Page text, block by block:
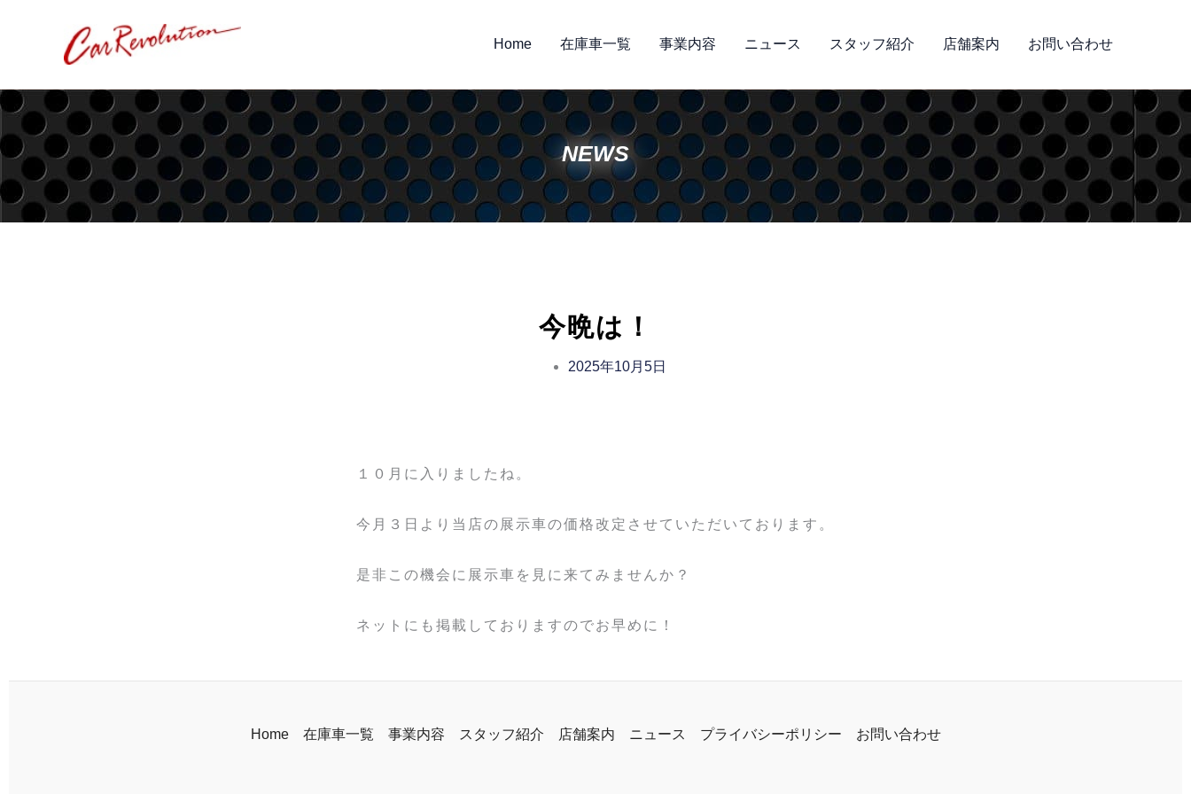
ス
キ
ッ
Home 在庫車一覧 事業内容 ニュース スタッフ紹介 店舗案内 お問い合わせ
NEWS
今晩は！
2025年10月5日
１０月に入りましたね。
今月３日より当店の展示車の価格改定させていただいております。
是非この機会に展示車を見に来てみませんか？
ネットにも掲載しておりますのでお早めに！
Home 在庫車一覧 事業内容 スタッフ紹介 店舗案内 ニュース プライバシーポリシー お問い合わせ